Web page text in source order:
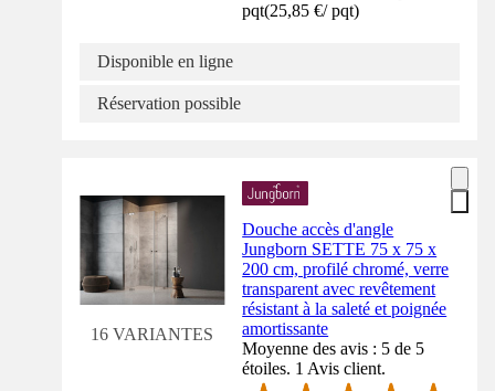
pqt(25,85 €/ pqt)
Disponible en ligne
Réservation possible
16 VARIANTES
Douche accès d'angle
Jungborn SETTE 75 x 75 x
200 cm, profilé chromé, verre
transparent avec revêtement
résistant à la saleté et poignée
amortissante
Moyenne des avis : 5 de 5
étoiles. 1 Avis client.